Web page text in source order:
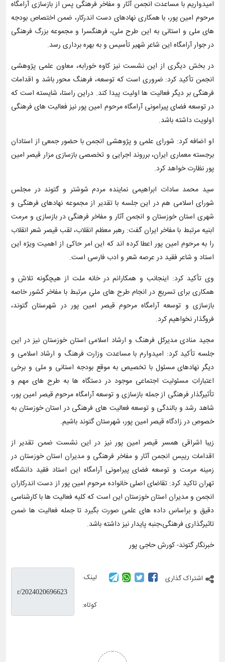
امیدواریم با مساعدت انجمن آثار و مفاخر فرهنگی پس از بازسازی آرامگاه
مرحوم امین پور، با همکاری نهادهای دست اندرکار، ضمن اختصاص بودجه
های ملی و استانی به این طرح ملی، فرهنگسرا و مجموعه بزرگ فرهنگی
در جوار آرامگاه این شاعر شهیر تأسیس و به بهره برداری رسد.
در بخش دیگری از این نشست نیز کاوه خورابه، معاون علمی پژوهشی
انجمن تأکید کرد: ضروری است که توسعه، فرهنگ محور باشد و اقدامات
فرهنگی بر دیگر فعالیت ها اولیت پیدا کند. دراین راستا، شایسته است که
در توسعه فضای پیرامونی آرامگاه مرحوم امین پور نیز فعالیت های فرهنگی
اولویت داشته باشد.
او اضافه کرد: شورای علمی و پژوهشی انجمن با حضور جمعی از استادان
برجسته معماری ایران، برروند اجرایی و تخصصی بازسازی مزار قیصر امین
پور نظارت خواهد کرد.
سید محمد سادات ابراهیمی نماینده مردم شوشتر و گتوند در مجلس
شورای اسلامی هم در این جلسه با تقدیر از مجموعه نهادهای فرهنگی و
شهری استان خوزستان و انجمن آثار و مفاخر فرهنگی در بازسازی و مرمت
ابنیه مرتبط با مفاخر ایران گفت: رهبر معظم انقلاب، لقب قیصر شعر انقلاب
را به مرحوم امین پور اعطا کرده اند که این امر حاکی از اهمیت ویژه این
استاد و شاعر فقید در عرصه شعر و ادب فارسی است.
وی تأکید کرد: اینجانب و همکارانم در خانه ملت از هیچگونه تلاش و
همکاری برای تسریع در انجام طرح های ملیِ مرتبط با مفاخر کشور خاصه
بازسازی و توسعه آرامگاه مرحوم قیصر امین پور در شهرستان گتوند،
فروگذار نخواهیم کرد.
مجید منادی مدیرکل فرهنگ و ارشاد اسلامی استان خوزستان نیز در این
جلسه تأکید کرد: امیدوارم با مساعدت وزارت فرهنگ و ارشاد اسلامی و
دیگر نهادهای مسئول با تخصیص به موقع بودجه استانی و ملی و برخی
اعتباراتِ مسئولیت اجتماعی موجود در دستگاه ها به طرح های مهم و
تأثیرگذار فرهنگی از جمله بازسازی و توسعه آرامگاه مرحوم قیصر امین پور،
شاهد رشد و بالندگی و توسعه فعالیت های فرهنگی در استان خوزستان به
خصوص در زادگاه قیصر امین پور، شهرستان گتوند باشیم.
زیبا اشراقی همسر قیصر امین پور نیز در این نشست ضمن تقدیر از
اقدامات رییس انجمن آثار و مفاخر فرهنگی و مدیران استان خوزستان در
زمینه مرمت و توسعه فضای پیرامونی آرامگاه این استاد فقید دانشگاه
تهران تاکید کرد: تقاضای اصلی خانواده مرحوم امین پور از دست اندرکاران
انجمن و مدیران استان خوزستان این است که کلیه فعالیت ها با کارشناسی
دقیق و براساس داده های علمی صورت بگیرد تا جمله فعالیت ها ضمن
تاثیرگذاری فرهنگی،جنبه پایدار نیز داشته باشد.
خبرنگار گتوند- کورش حاجی پور
اشتراک گذاری لینک
کوتاه: